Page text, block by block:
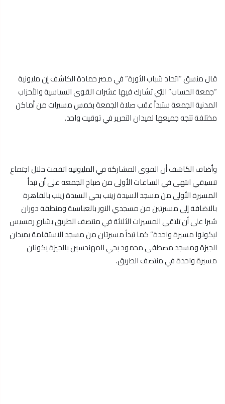
قال منسق “اتحاد شباب الثورة” في مصر حمادة الكاشف إن مليونية
“جمعة الحساب” التي تشارك فيها عشرات القوى السياسية والأحزاب
المدنية الجمعة ستبدأ عقب صلاة الجمعة بخمس مسيرات من أماكن
مختلفة تتجه جميعها لميدان التحرير في توقيت واحد.
وأضاف الكاشف أن القوى المشاركة في المليونية اتفقت خلال اجتماع
تنسيقي انتهى في الساعات الأولى من صباح الجمعه على أن تبدأ
المسيرة الأولى من مسجد السيدة زينب بحي السيدة زينب بالقاهرة
بالاضافة إلى مسيرتين من مسجدي النور بالعباسية ومنطقة دوران
شبرا على أن تلتقي المسيرات الثلاثة في منتصف الطريق بشارع رمسيس
ليكونوا مسيرة واحدة” كما تبدأ مسيرتان من مسجد الاستقامة بميدان
الجيزة ومسجد مصطفى محمود بحي المهندسين بالجيزة يكونان
مسيرة واحدة في منتصف الطريق.